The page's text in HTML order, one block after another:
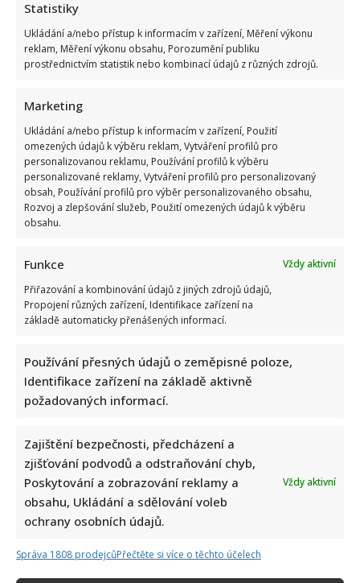
Statistiky
Ukládání a/nebo přístup k informacím v zařízení, Měření výkonu
reklam, Měření výkonu obsahu, Porozumění publiku
prostřednictvím statistik nebo kombinací údajů z různých zdrojů.
Marketing
Ukládání a/nebo přístup k informacím v zařízení, Použití
omezených údajů k výběru reklam, Vytváření profilů pro
personalizovanou reklamu, Používání profilů k výběru
personalizované reklamy, Vytváření profilů pro personalizovaný
obsah, Používání profilů pro výběr personalizovaného obsahu,
Rozvoj a zlepšování služeb, Použití omezených údajů k výběru
obsahu.
Funkce
Vždy aktivní
Přiřazování a kombinování údajů z jiných zdrojů údajů,
Propojení různých zařízení, Identifikace zařízení na
základě automaticky přenášených informací.
Používání přesných údajů o zeměpisné poloze,
Identifikace zařízení na základě aktivně
požadovaných informací.
Zajištění bezpečnosti, předcházení a
zjišťování podvodů a odstraňování chyb,
Poskytování a zobrazování reklamy a
obsahu, Ukládání a sdělování voleb
ochrany osobních údajů.
Vždy aktivní
Správa 1808 prodejcůPřečtěte si více o těchto účelech
Marek Ztracený zrušil velkolepé finále svého koncertu na
Letné
Test znalostí o československých pohádkách: Bez chyby
projde málokdo, pamětníci by ale měli dát alespoň 8/10
Petr Macinka se pochlubil vzácnými fotkami své dcery z
oslavy narozenin: Fanoušci lichotí celé rodině